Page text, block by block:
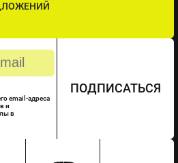
email-адреса
и
в
ПОДПИСАТЬСЯ